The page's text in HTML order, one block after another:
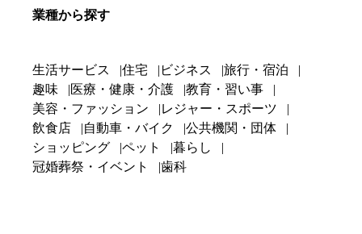
業種から探す
生活サービス 住宅 ビジネス
旅行・宿泊
趣味
医療・健康・介護
教育・習い事
美容・ファッション
レジャー・スポーツ
飲食店
自動車・バイク
公共機関・団体
ショッピング
ペット
暮らし
冠婚葬祭・イベント
歯科